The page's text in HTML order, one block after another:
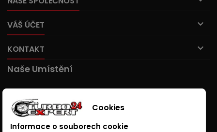
VÁŠ ÚČET 
KONTAKT 
Naše Umístění
Cookies
Informace o souborech cookie